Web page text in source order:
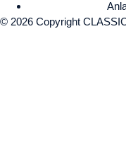
© 2026 Copyright